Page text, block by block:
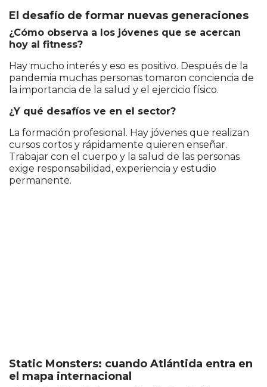
El desafío de formar nuevas generaciones
¿Cómo observa a los jóvenes que se acercan
hoy al fitness?
Hay mucho interés y eso es positivo. Después de la
pandemia muchas personas tomaron conciencia de
la importancia de la salud y el ejercicio físico.
¿Y qué desafíos ve en el sector?
La formación profesional. Hay jóvenes que realizan
cursos cortos y rápidamente quieren enseñar.
Trabajar con el cuerpo y la salud de las personas
exige responsabilidad, experiencia y estudio
permanente.
Static Monsters: cuando Atlántida entra en
el mapa internacional